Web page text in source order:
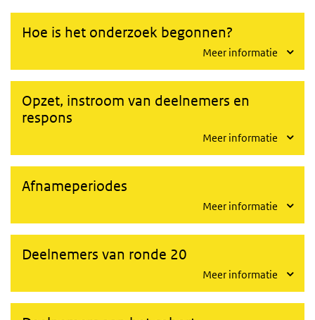
Hoe is het onderzoek begonnen?
Meer informatie
Opzet, instroom van deelnemers en
respons
Meer informatie
Afnameperiodes
Meer informatie
Deelnemers van ronde 20
Meer informatie